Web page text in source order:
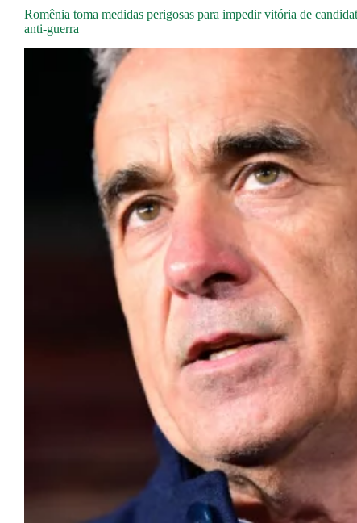
Romênia toma medidas perigosas para impedir vitória de
anti-guerra